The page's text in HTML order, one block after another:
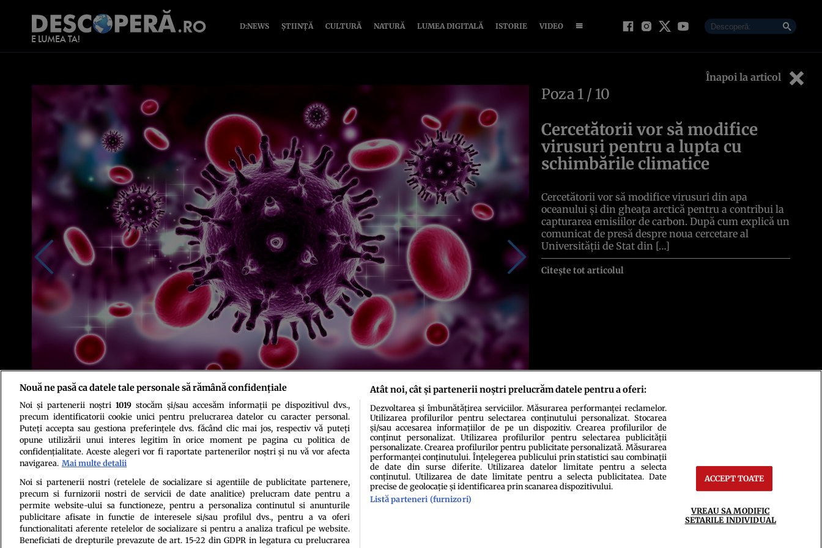
D:NEWS ȘTIINȚĂ CULTURĂ NATURĂ LUMEA DIGITALĂ ISTORIE VIDEO
Înapoi la articol
Foto: Shutterstock
Poza 1 / 10
Cercetătorii vor să modifice
virusuri pentru a lupta cu
schimbările climatice
Cercetătorii vor să modifice virusuri din apa
oceanului și din gheața arctică pentru a contribui la
capturarea emisiilor de carbon. După cum explică un
comunicat de presă despre noua cercetare al
Universității de Stat din […]
Citește tot articolul
Politica de confidenţialitatePolitica de cookiesTermeni şi condiţiiEchipa redacțională
Nouă ne pasă ca datele tale personale să rămână confidențiale
Noi și partenerii noștri 1019stocăm și/sau accesăm informații pe dispozitivul dvs.,
precum identificatorii cookie unici pentru prelucrarea datelor cu caracter personal.
Puteți accepta sau gestiona preferințele dvs. făcând clic mai jos, respectiv vă puteți
opune utilizării unui interes legitim în orice moment pe pagina cu politica de
confidențialitate. Aceste alegeri vor fi raportate partenerilor noștri și nu vă vor afecta
navigarea. Mai multe detalii
Noi si partenerii nostri (retelele de socializare si agentiile de publicitate partenere,
precum si furnizorii nostri de servicii de date analitice) prelucram date pentru a
permite website-ului sa functioneze, pentru a personaliza continutul si anunturile
publicitare afisate in functie de interesele si/sau profilul dvs., pentru a va oferi
functionalitati aferente retelelor de socializare si pentru a analiza traficul pe website.
Beneficiati de drepturile prevazute de art. 15-22 din GDPR in legatura cu prelucrarea
Atât noi, cât și partenerii noștri prelucrăm datele pentru a oferi:
Dezvoltarea și îmbunătățirea serviciilor. Măsurarea performanței reclamelor.
Utilizarea profilurilor pentru selectarea conținutului personalizat. Stocarea
și/sau accesarea informațiilor de pe un dispozitiv. Crearea profilurilor de
conținut personalizat. Utilizarea profilurilor pentru selectarea publicității
personalizate. Crearea profilurilor pentru publicitate personalizată. Măsurarea
performanței conținutului. Înțelegerea publicului prin statistici sau combinații
de date din surse diferite. Utilizarea datelor limitate pentru a selecta
conținutul. Utilizarea de date limitate pentru a selecta publicitatea. Date
precise de geolocație și identificarea prin scanarea dispozitivului.
Listă parteneri (furnizori)
ACCEPT TOATE
VREAU SA MODIFIC
SETARILE INDIVIDUAL